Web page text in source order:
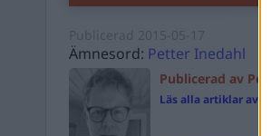
Ämnesord: Petter Inedahl
Publicerad av
Läs alla artiklar av